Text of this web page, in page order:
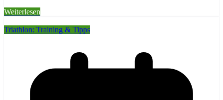
Weiterlesen
Triathlon: Training & Tipps